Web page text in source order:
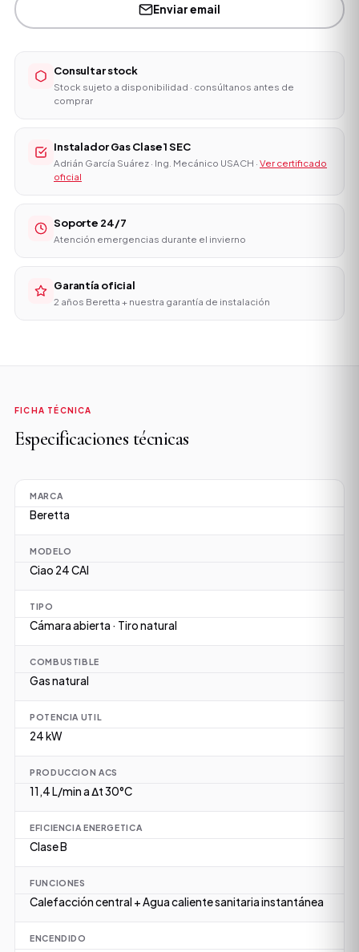
Enviar email
Consultar stock
Stock sujeto a disponibilidad · consúltanos antes de
comprar
Instalador Gas Clase 1 SEC
Adrián García Suárez · Ing. Mecánico USACH · Ver certificado
oficial
Soporte 24/7
Atención emergencias durante el invierno
Garantía oficial
2 años Beretta + nuestra garantía de instalación
FICHA TÉCNICA
Especificaciones técnicas
MARCA
Beretta
MODELO
Ciao 24 CAI
TIPO
Cámara abierta · Tiro natural
COMBUSTIBLE
Gas natural
POTENCIA UTIL
24 kW
PRODUCCION ACS
11,4 L/min a Δt 30°C
EFICIENCIA ENERGETICA
Clase B
FUNCIONES
Calefacción central + Agua caliente sanitaria instantánea
ENCENDIDO